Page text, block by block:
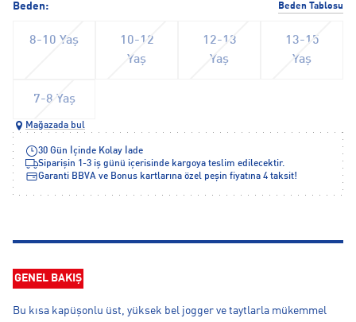
Beden: Beden Tablosu
8-10 Yaş
10-12
Yaş
12-13
Yaş
13-15
Yaş
7-8 Yaş
Mağazada bul
30 Gün İçinde Kolay İade
Siparişin 1-3 iş günü içerisinde kargoya teslim edilecektir.
Garanti BBVA ve Bonus kartlarına özel peşin fiyatına 4 taksit!
GENEL BAKIŞ
Bu kısa kapüşonlu üst, yüksek bel jogger ve taytlarla mükemmel